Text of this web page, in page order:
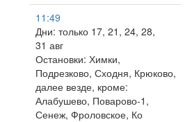
11:49
Дни: только 17, 21, 24, 28,
31 авг
Остановки: Химки,
Подрезково, Сходня, Крюково,
далее везде, кроме:
Алабушево, Поварово-1,
Сенеж, Фроловское, Ко